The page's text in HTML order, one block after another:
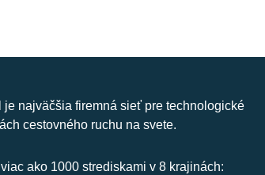
je najväčšia firemná sieť pre technologické
cestovného ruchu na svete.
ako 1000 strediskami v 8 krajinách: